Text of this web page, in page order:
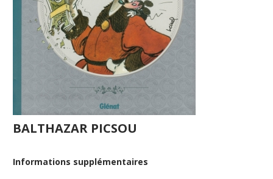
BALTHAZAR PICSOU
Informations supplémentaires